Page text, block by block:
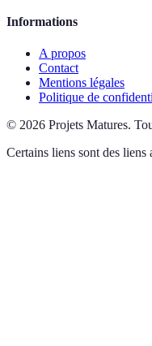
Informations
A propos
Contact
Mentions légales
Politique de
© 2026 Projets Matures.
Certains liens sont des liens